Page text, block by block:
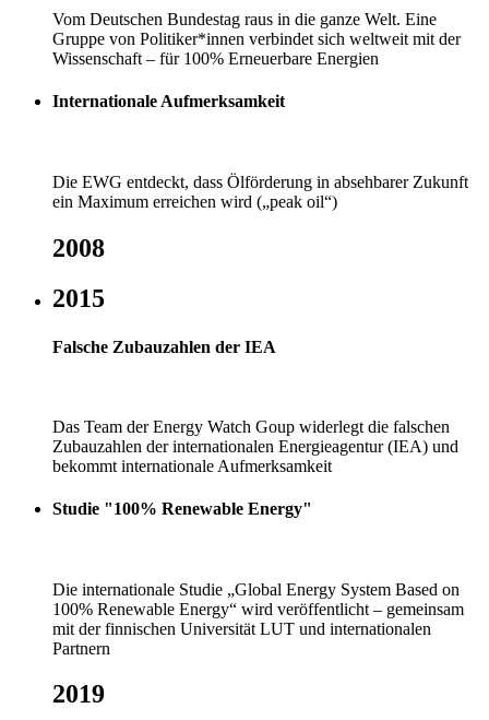
Vom Deutschen Bundestag raus in die ganze Welt. Eine
Gruppe von Politiker*innen verbindet sich weltweit mit der
Wissenschaft – für 100% Erneuerbare Energien
Internationale Aufmerksamkeit
Die EWG entdeckt, dass Ölförderung in absehbarer Zukunft
ein Maximum erreichen wird („peak oil“)
2008
2015
Falsche Zubauzahlen der IEA
Das Team der Energy Watch Goup widerlegt die falschen
Zubauzahlen der internationalen Energieagentur (IEA) und
bekommt internationale Aufmerksamkeit
Studie "100% Renewable Energy"
Die internationale Studie „Global Energy System Based on
100% Renewable Energy“ wird veröffentlicht – gemeinsam
mit der finnischen Universität LUT und internationalen
Partnern
2019